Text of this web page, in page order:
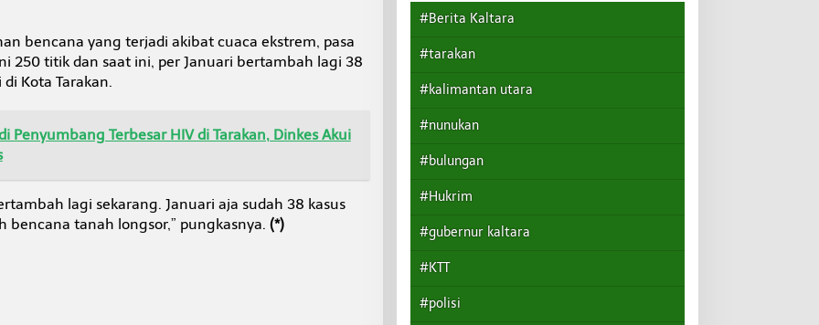
bencana yang terjadi akibat cuaca ekstrem, pasa
250 titik dan saat ini, per Januari bertambah lagi 38
Kota Tarakan.
Penyumbang Terbesar HIV di Tarakan, Dinkes Akui
lagi sekarang. Januari aja sudah 38 kasus
bencana tanah longsor,” pungkasnya. (*)
#Berita Kaltara
#tarakan
#kalimantan utara
#nunukan
#bulungan
#Hukrim
#gubernur kaltara
#KTT
#polisi